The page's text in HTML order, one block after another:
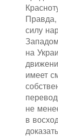
силу
на
имеет
не
в